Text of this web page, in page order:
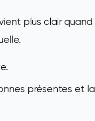
plus clair quand
présentes et la